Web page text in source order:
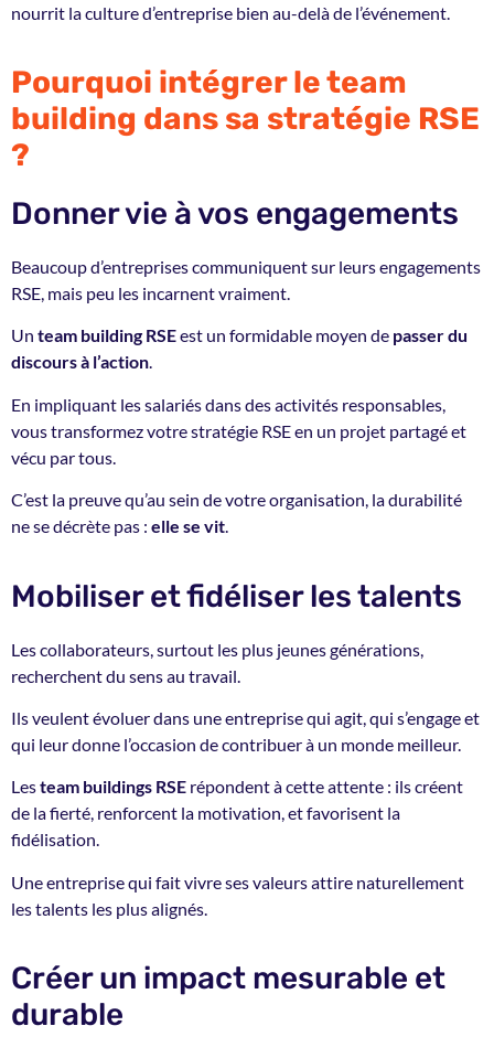
nourrit la culture d’entreprise bien au-delà de l’événement.
Pourquoi intégrer le team
building dans sa stratégie RSE
?
Donner vie à vos engagements
Beaucoup d’entreprises communiquent sur leurs engagements
RSE, mais peu les incarnent vraiment.
Un team building RSEest un formidable moyen de passer du
discours à l’action.
En impliquant les salariés dans des activités responsables,
vous transformez votre stratégie RSE en un projet partagé et
vécu par tous.
C’est la preuve qu’au sein de votre organisation, la durabilité
ne se décrète pas : elle se vit.
Mobiliser et fidéliser les talents
Les collaborateurs, surtout les plus jeunes générations,
recherchent du sens au travail.
Ils veulent évoluer dans une entreprise qui agit, qui s’engage et
qui leur donne l’occasion de contribuer à un monde meilleur.
Lesteam buildings RSE répondent à cette attente : ils créent
de la fierté, renforcent la motivation, et favorisent la
fidélisation.
Une entreprise qui fait vivre ses valeurs attire naturellement
les talents les plus alignés.
Créer un impact mesurable et
durable